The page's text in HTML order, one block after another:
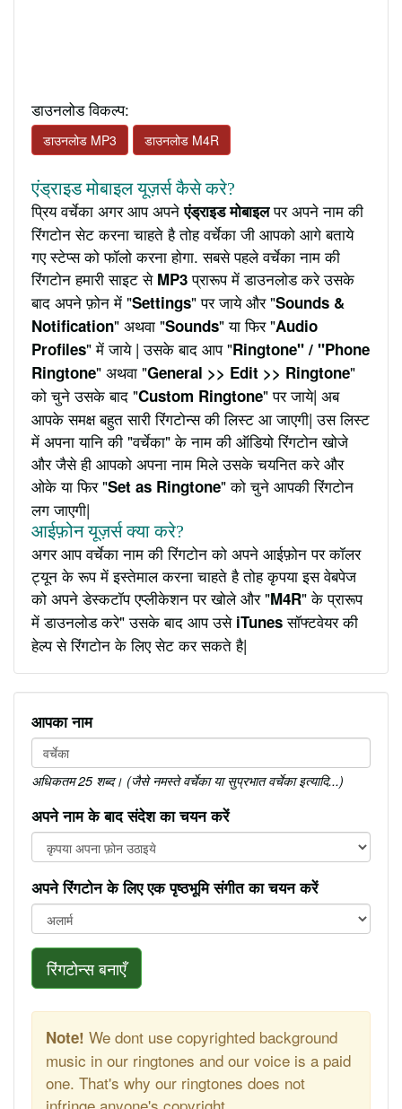
डाउनलोड विकल्प:
डाउनलोड MP3 डाउनलोड M4R
एंड्राइड मोबाइल यूज़र्स कैसे करे?
प्रिय वर्चेका अगर आप अपनेएंड्राइड मोबाइलपर अपने नाम की
रिंगटोन सेट करना चाहते है तोह वर्चेका जी आपको आगे बताये
गए स्टेप्स को फॉलो करना होगा. सबसे पहले वर्चेका नाम की
रिंगटोन हमारी साइट से MP3प्रारूप में डाउनलोड करे उसके
बाद अपने फ़ोन में "Settings" पर जाये और "Sounds &
Notification" अथवा "Sounds" या फिर "Audio
Profiles" में जाये | उसके बाद आप "Ringtone" / "Phone
Ringtone" अथवा "General >> Edit >> Ringtone"
को चुने उसके बाद "Custom Ringtone" पर जाये| अब
आपके समक्ष बहुत सारी रिंगटोन्स की लिस्ट आ जाएगी| उस लिस्ट
में अपना यानि की "वर्चेका" के नाम की ऑडियो रिंगटोन खोजे
और जैसे ही आपको अपना नाम मिले उसके चयनित करे और
ओके या फिर "Set as Ringtone" को चुने आपकी रिंगटोन
लग जाएगी|
आईफ़ोन यूज़र्स क्या करे?
अगर आप वर्चेका नाम की रिंगटोन को अपने आईफ़ोन पर कॉलर
ट्यून के रूप में इस्तेमाल करना चाहते है तोह कृपया इस वेबपेज
को अपने डेस्कटॉप एप्लीकेशन पर खोले और "M4R" के प्रारूप
में डाउनलोड करे" उसके बाद आप उसे iTunesसॉफ्टवेयर की
हेल्प से रिंगटोन के लिए सेट कर सकते है|
आपका नाम
अधिकतम 25 शब्द। (जैसे नमस्ते वर्चेका या सुप्रभात वर्चेका इत्यादि...)
अपने नाम के बाद संदेश का चयन करें
अपने रिंगटोन के लिए एक पृष्ठभूमि संगीत का चयन करें
रिंगटोन्स बनाएँ
Note! We dont use copyrighted background
music in our ringtones and our voice is a paid
one. That's why our ringtones does not
infringe anyone's copyright.